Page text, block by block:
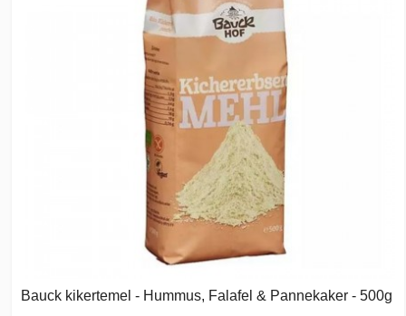
Bauck kikertemel - Hummus, Falafel & Pannekaker - 500g